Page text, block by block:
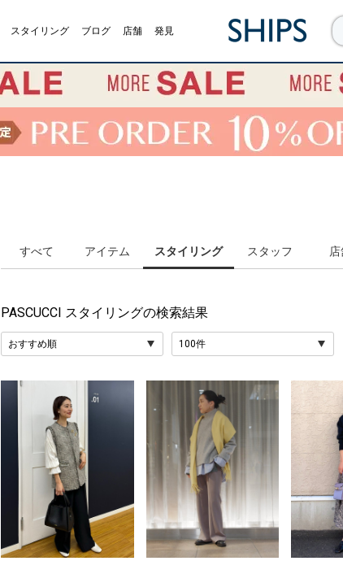
スタイリング ブログ 店舗 発見
すべて アイテム スタイリング スタッフ
PASCUCCI スタイリングの検索結果